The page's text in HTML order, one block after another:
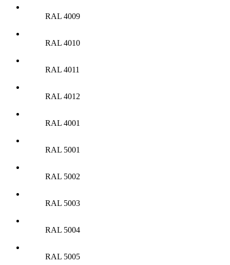
RAL 4009
RAL 4010
RAL 4011
RAL 4012
RAL 4001
RAL 5001
RAL 5002
RAL 5003
RAL 5004
RAL 5005